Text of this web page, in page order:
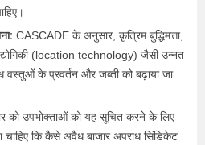
CASCADE के अनुसार, कृत्रिम बुद्धिमत्ता,
(location technology) जैसी उन्नत
के प्रवर्तन और जब्ती को बढ़ाया जा
को उपभोक्ताओं को यह सूचित करने के लिए
चाहिए कि कैसे अवैध बाजार अपराध सिंडिकेट